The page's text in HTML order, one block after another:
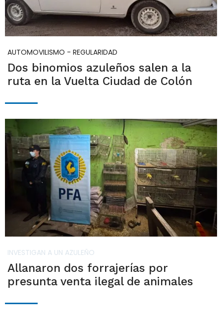
AUTOMOVILISMO - REGULARIDAD
Dos binomios azuleños salen a la
ruta en la Vuelta Ciudad de Colón
INVESTIGAN A UN AZULEÑO
Allanaron dos forrajerías por
presunta venta ilegal de animales